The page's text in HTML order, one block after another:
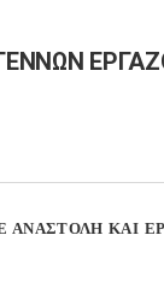
ΑΝΑΣΤΟΛΗ ΚΑΙ